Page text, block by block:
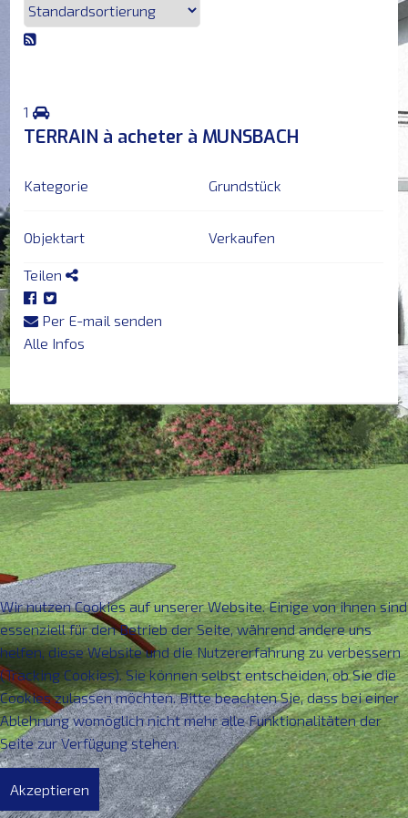
HAUPTSEITE
VERMIETEN
NEU
ERFOLGE
DIENSTE
&
PARTNER
KONTAKT
1
TERRAIN à acheter à MUNSBACH
Kategorie Grundstück
Objektart Verkaufen
Teilen
Per E-mail senden
Alle Infos
Wir nutzen Cookies auf unserer Website. Einige von ihnen sind
essenziell für den Betrieb der Seite, während andere uns
helfen, diese Website und die Nutzererfahrung zu verbessern
(Tracking Cookies). Sie können selbst entscheiden, ob Sie die
Cookies zulassen möchten. Bitte beachten Sie, dass bei einer
Ablehnung womöglich nicht mehr alle Funktionalitäten der
Seite zur Verfügung stehen.
Akzeptieren